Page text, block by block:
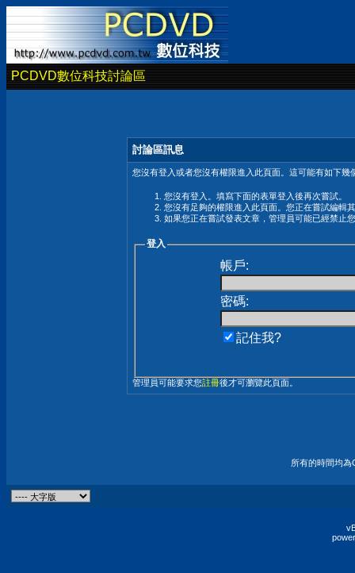
PCDVD數位科技討論區
討論區訊息
您沒有登入或者您沒有權限進入此頁面。這可能有如下幾
您沒有登入。填寫下面的表單登入後再次嘗試。
您沒有足夠的權限進入此頁面。您正在嘗試編輯
如果您正在嘗試發表文章，管理員可能已經禁止
登入
帳戶:
密碼:
記住我?
管理員可能要求您註冊後才可瀏覽此頁面。
所有的時間均為